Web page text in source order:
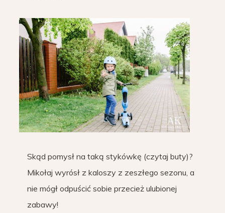
Skąd pomysł na taką stykówkę (czytaj buty)?
Mikołaj wyrósł z kaloszy z zeszłego sezonu, a
nie mógł odpuścić sobie przecież ulubionej
zabawy!